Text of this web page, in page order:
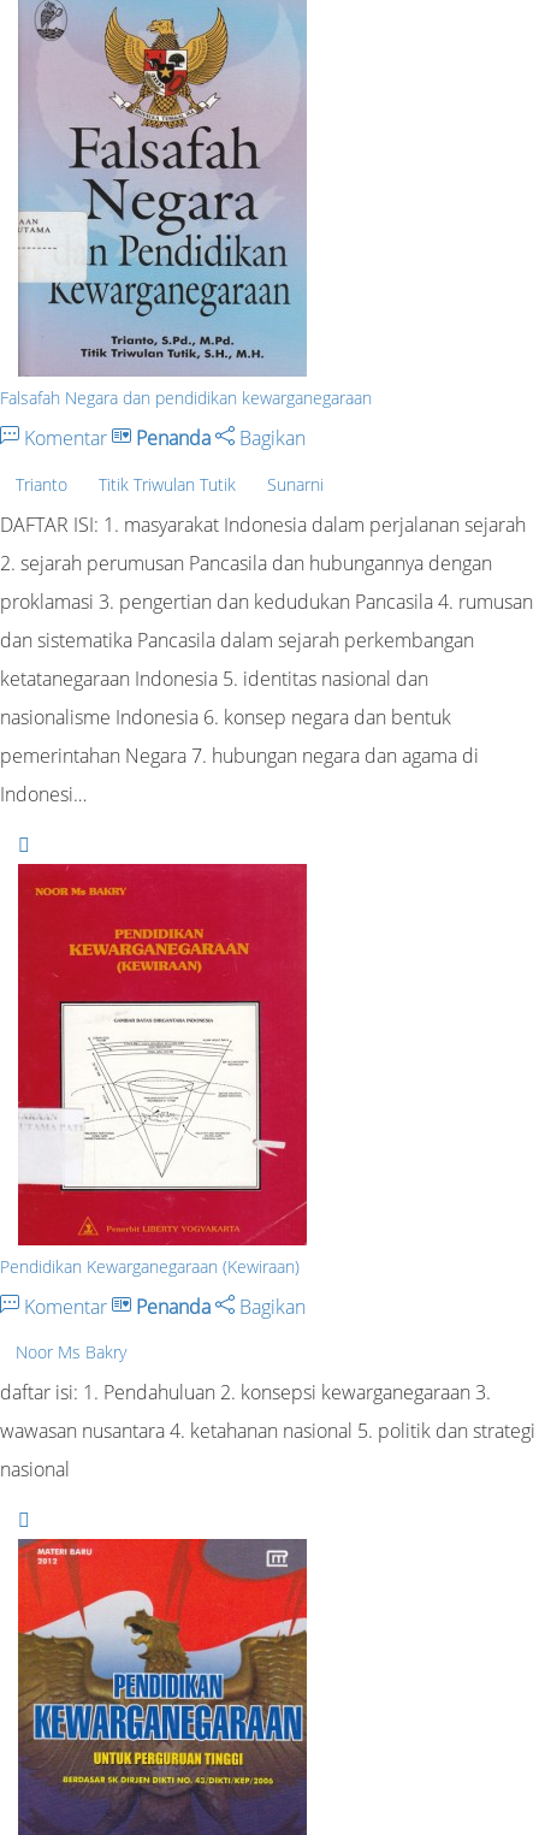
Falsafah Negara dan pendidikan kewarganegaraan
Komentar Penanda Bagikan
Trianto Titik Triwulan Tutik Sunarni
DAFTAR ISI: 1. masyarakat Indonesia dalam perjalanan sejarah
2. sejarah perumusan Pancasila dan hubungannya dengan
proklamasi 3. pengertian dan kedudukan Pancasila 4. rumusan
dan sistematika Pancasila dalam sejarah perkembangan
ketatanegaraan Indonesia 5. identitas nasional dan
nasionalisme Indonesia 6. konsep negara dan bentuk
pemerintahan Negara 7. hubungan negara dan agama di
Indonesi…
Pendidikan Kewarganegaraan (Kewiraan)
Komentar Penanda Bagikan
Noor Ms Bakry
daftar isi: 1. Pendahuluan 2. konsepsi kewarganegaraan 3.
wawasan nusantara 4. ketahanan nasional 5. politik dan strategi
nasional